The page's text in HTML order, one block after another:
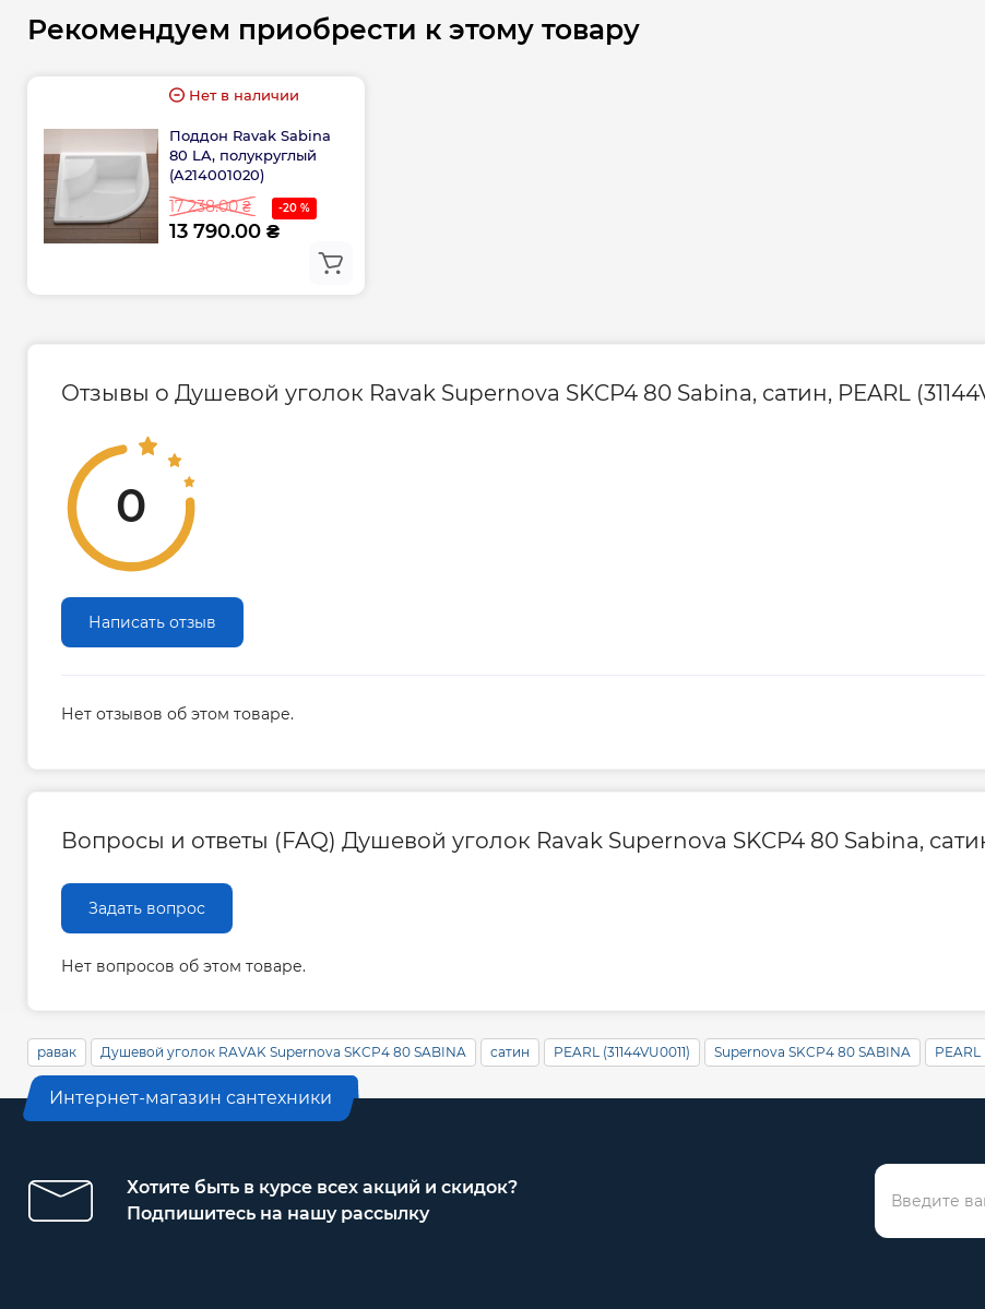
Рекомендуем приобрести к этому товару
Нет в наличии
Поддон Ravak Sabina
80 LA, полукруглый
(A214001020)
17 238.00 ₴ -20 %
13 790.00 ₴
Отзывы о Душевой уголок Ravak Supernova SKCP4 80 Sabina, сатин, PEARL
0
Написать отзыв
Нет отзывов об этом товаре.
Вопросы и ответы (FAQ) Душевой уголок Ravak Supernova SKCP4 80 Sabina,
Задать вопрос
Нет вопросов об этом товаре.
равак Душевой уголок RAVAK Supernova SKCP4 80 SABINA сатин PEARL (31144VU0011) Supernova SKCP4 80 SABINA PEARL
Интернет-магазин сантехники
Хотите быть в курсе всех акций и скидок?
Подпишитесь на нашу рассылку